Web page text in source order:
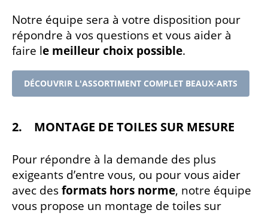
Notre équipe sera à votre disposition pour
répondre à vos questions et vous aider à
faire le meilleur choix possible.
DÉCOUVRIR L'ASSORTIMENT COMPLET BEAUX-ARTS
2. MONTAGE DE TOILES SUR MESURE
Pour répondre à la demande des plus
exigeants d’entre vous, ou pour vous aider
avec desformats hors norme, notre équipe
vous propose un montage de toiles sur